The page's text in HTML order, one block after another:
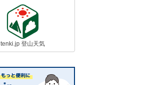
tenki.jp 登山天気